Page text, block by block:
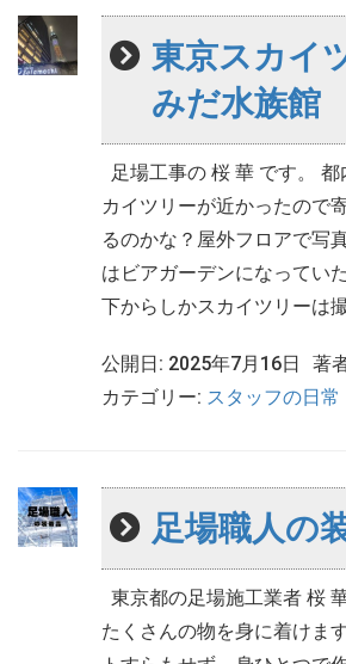
東京スカイ
みだ水族館
足場工事の 桜 華 です。
カイツリーが近かったので
るのかな？屋外フロアで写
はビアガーデンになってい
下からしかスカイツリーは
公開日: 2025年7月16日 著
カテゴリー: スタッフの日常
足場職人の
東京都の足場施工業者 桜
たくさんの物を身に着けま